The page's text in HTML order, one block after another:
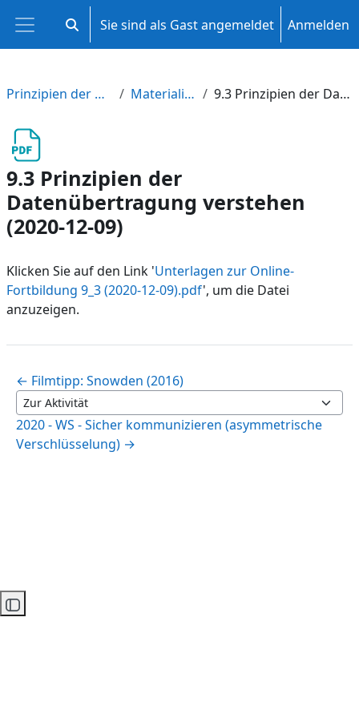
Zum Hauptinhalt
Website-Übersicht
Sucheingabe umschalten
Sie sind als Gast angemeldet Anmelden
Kursindex öffnen
Prinzipien der Datenübertragung verstehen Materialien aus Fortbildungen 9.3 Prinzipien der Datenübertragung verstehen (2020-12-09)
9.3 Prinzipien der
Datenübertragung verstehen
(2020-12-09)
Klicken Sie auf den Link 'Unterlagen zur Online-
Fortbildung 9_3 (2020-12-09).pdf', um die Datei
anzuzeigen.
← Filmtipp: Snowden (2016)
Zur Aktivität
2020 - WS - Sicher kommunizieren (asymmetrische
Verschlüsselung) →